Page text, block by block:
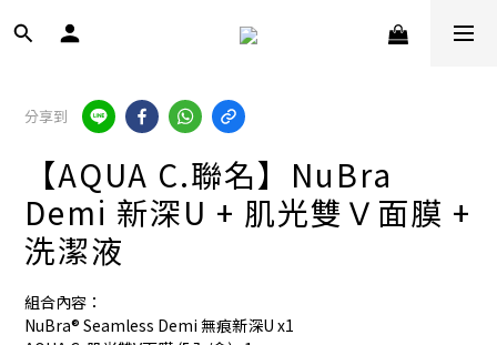
分享到
【AQUA C.聯名】NuBra
Demi 新深U + 肌光雙Ｖ面膜 +
洗潔液
組合內容：
NuBra® Seamless Demi 無痕新深U x1